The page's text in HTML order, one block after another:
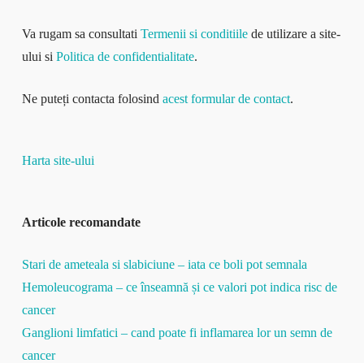
Va rugam sa consultati Termenii si conditiilede utilizare a site-
ului si Politica de confidentialitate.
Ne puteți contacta folosind acest formular de contact.
Harta site-ului
Articole recomandate
Stari de ameteala si slabiciune – iata ce boli pot semnala
Hemoleucograma – ce înseamnă și ce valori pot indica risc de
cancer
Ganglioni limfatici – cand poate fi inflamarea lor un semn de
cancer